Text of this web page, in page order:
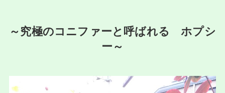
～究極のコニファーと呼ばれる ホプシ
ー～